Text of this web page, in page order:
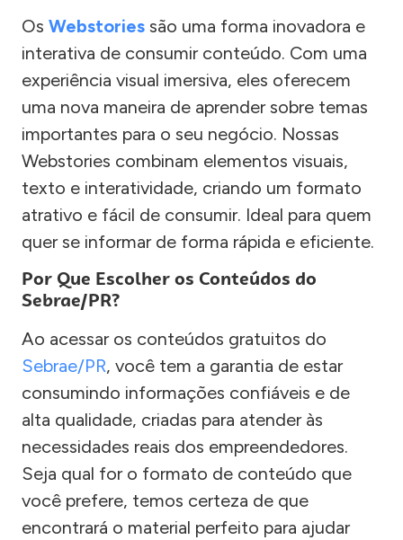
Os Webstories são uma forma inovadora e
interativa de consumir conteúdo. Com uma
experiência visual imersiva, eles oferecem
uma nova maneira de aprender sobre temas
importantes para o seu negócio. Nossas
Webstories combinam elementos visuais,
texto e interatividade, criando um formato
atrativo e fácil de consumir. Ideal para quem
quer se informar de forma rápida e eficiente.
Por Que Escolher os Conteúdos do
Sebrae/PR?
Ao acessar os conteúdos gratuitos do
Sebrae/PR, você tem a garantia de estar
consumindo informações confiáveis e de
alta qualidade, criadas para atender às
necessidades reais dos empreendedores.
Seja qual for o formato de conteúdo que
você prefere, temos certeza de que
encontrará o material perfeito para ajudar